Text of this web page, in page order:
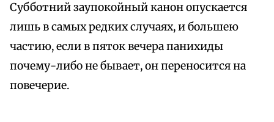
Субботний заупокойный канон опускается
лишь в самых редких случаях, и большею
частию, если в пяток вечера панихиды
почему-либо не бывает, он переносится на
повечерие.